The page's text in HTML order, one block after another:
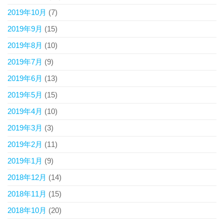
2019年10月 (7)
2019年9月 (15)
2019年8月 (10)
2019年7月 (9)
2019年6月 (13)
2019年5月 (15)
2019年4月 (10)
2019年3月 (3)
2019年2月 (11)
2019年1月 (9)
2018年12月 (14)
2018年11月 (15)
2018年10月 (20)